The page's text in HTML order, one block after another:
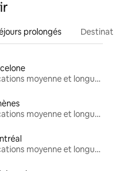
prolongés
Locations moyenne et longue durée
Locations moyenne et longue durée
Locations moyenne et longue durée